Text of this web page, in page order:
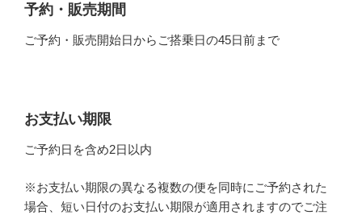
予約・販売期間
ご予約・販売開始日からご搭乗日の45日前まで
お支払い期限
ご予約日を含め2日以内
※お支払い期限の異なる複数の便を同時にご予約された
場合、短い日付のお支払い期限が適用されますのでご注